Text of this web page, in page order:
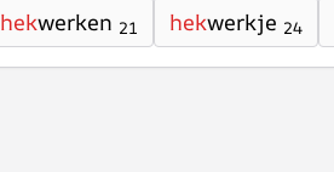
hekwerken 21 hekwerkje 24